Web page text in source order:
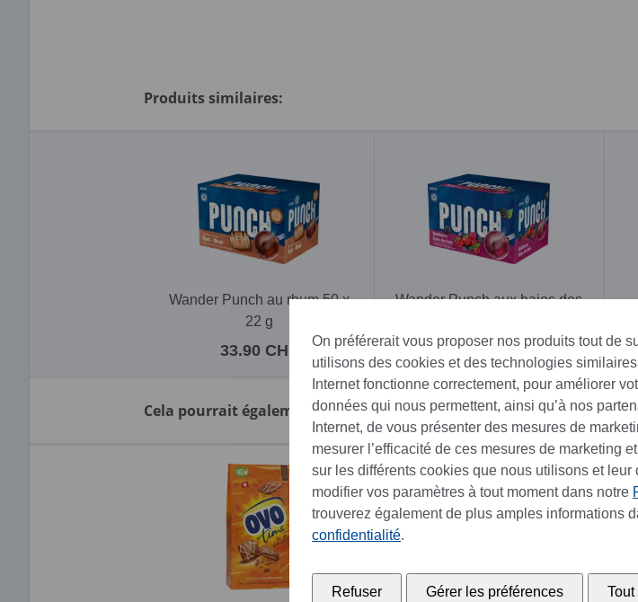
Produits similaires:
Wander Punch au rhum 50 x
22 g
33.90 CHF
Wander Punch aux baies des
33.90 CHF
Cela pourrait également vous intéresser:
On préférerait vous proposer nos produits tout de
utilisons des cookies et des technologies
Internet fonctionne correctement, pour améliorer
données qui nous permettent, ainsi qu’à nos
Internet, de vous présenter des mesures de
mesurer l’efficacité de ces mesures de marketing
sur les différents cookies que nous utilisons et
modifier vos paramètres à tout moment dans notre
trouverez également de plus amples informations
confidentialité.
Refuser Gérer les préférences